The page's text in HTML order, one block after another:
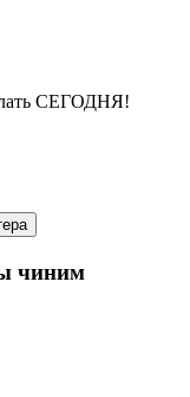
СЕГОДНЯ!
чиним